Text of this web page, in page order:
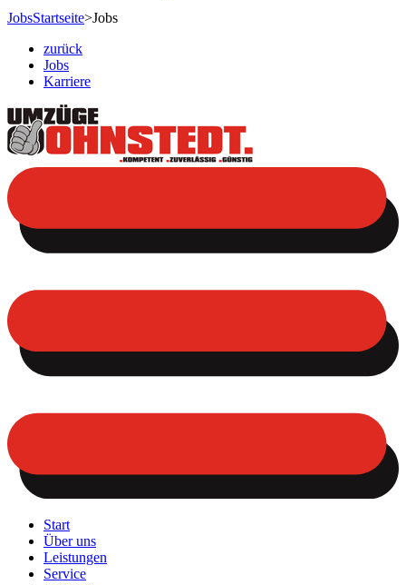
JobsStartseite>Jobs
zurück
Jobs
Karriere
Start
Über uns
Leistungen
Service